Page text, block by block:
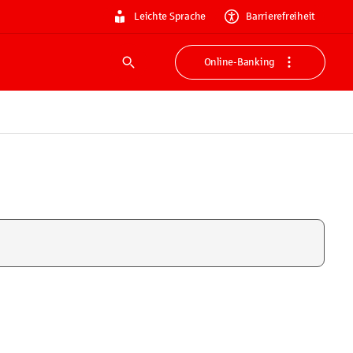
Leichte Sprache Barrierefreiheit
Suche
Online-Banking